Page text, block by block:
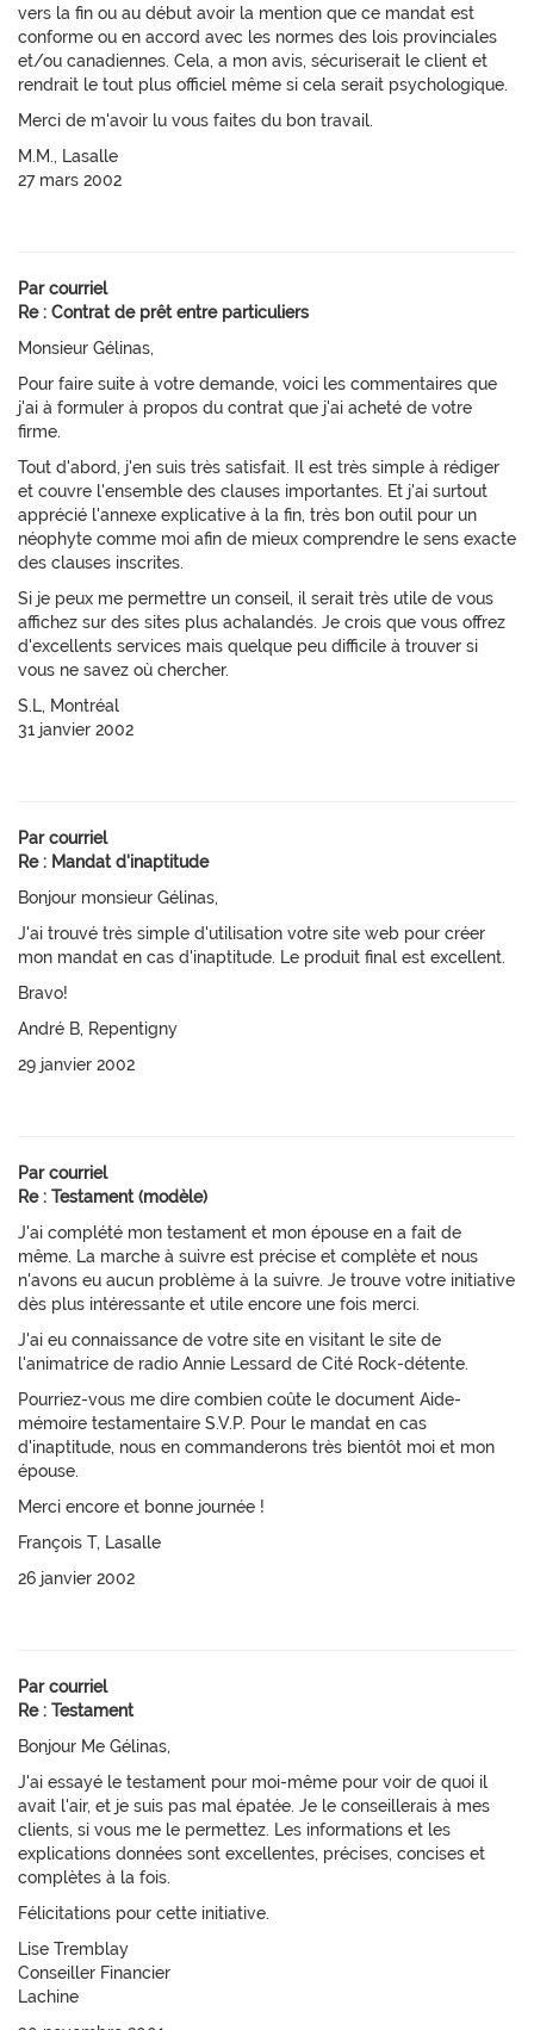
vers la fin ou au début avoir la mention que ce mandat est
conforme ou en accord avec les normes des lois provinciales
et/ou canadiennes. Cela, a mon avis, sécuriserait le client et
rendrait le tout plus officiel même si cela serait psychologique.
Merci de m'avoir lu vous faites du bon travail.
M.M., Lasalle
27 mars 2002
Par courriel
Re : Contrat de prêt entre particuliers
Monsieur Gélinas,
Pour faire suite à votre demande, voici les commentaires que
j'ai à formuler à propos du contrat que j'ai acheté de votre
firme.
Tout d'abord, j'en suis très satisfait. Il est très simple à rédiger
et couvre l'ensemble des clauses importantes. Et j'ai surtout
apprécié l'annexe explicative à la fin, très bon outil pour un
néophyte comme moi afin de mieux comprendre le sens exacte
des clauses inscrites.
Si je peux me permettre un conseil, il serait très utile de vous
affichez sur des sites plus achalandés. Je crois que vous offrez
d'excellents services mais quelque peu difficile à trouver si
vous ne savez où chercher.
S.L, Montréal
31 janvier 2002
Par courriel
Re : Mandat d'inaptitude
Bonjour monsieur Gélinas,
J'ai trouvé très simple d'utilisation votre site web pour créer
mon mandat en cas d'inaptitude. Le produit final est excellent.
Bravo!
André B, Repentigny
29 janvier 2002
Par courriel
Re : Testament (modèle)
J'ai complété mon testament et mon épouse en a fait de
même. La marche à suivre est précise et complète et nous
n'avons eu aucun problème à la suivre. Je trouve votre initiative
dès plus intéressante et utile encore une fois merci.
J'ai eu connaissance de votre site en visitant le site de
l'animatrice de radio Annie Lessard de Cité Rock-détente.
Pourriez-vous me dire combien coûte le document Aide-
mémoire testamentaire S.V.P. Pour le mandat en cas
d'inaptitude, nous en commanderons très bientôt moi et mon
épouse.
Merci encore et bonne journée !
François T, Lasalle
26 janvier 2002
Par courriel
Re : Testament
Bonjour Me Gélinas,
J'ai essayé le testament pour moi-même pour voir de quoi il
avait l'air, et je suis pas mal épatée. Je le conseillerais à mes
clients, si vous me le permettez. Les informations et les
explications données sont excellentes, précises, concises et
complètes à la fois.
Félicitations pour cette initiative.
Lise Tremblay
Conseiller Financier
Lachine